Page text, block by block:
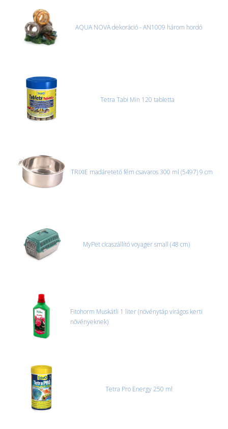
AQUA NOVA dekoráció - AN1009 három hordó
Tetra Tabi Min 120 tabletta
TRIXIE madáretető fém csavaros 300 ml (5497) 9 cm
MyPet cicaszállító voyager small (48 cm)
Fitohorm Muskátli 1 liter (növénytáp virágos kerti
növényeknek)
Tetra Pro Energy 250 ml